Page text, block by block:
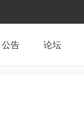
公告 论坛